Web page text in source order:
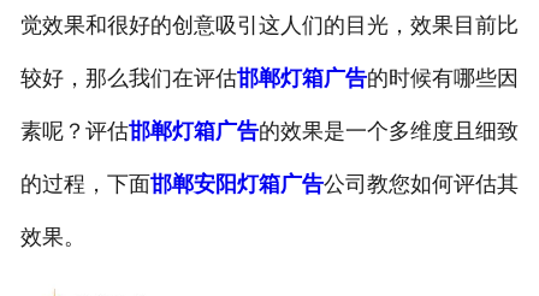
觉效果和很好的创意吸引这人们的目光，效果目前比
较好，那么我们在评估邯郸灯箱广告的时候有哪些因
素呢？评估邯郸灯箱广告的效果是一个多维度且细致
的过程，下面邯郸安阳灯箱广告公司教您如何评估其
效果。